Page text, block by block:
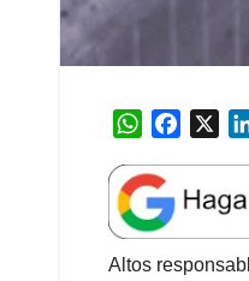
W
a
t
s
A
e
b
o
Altos